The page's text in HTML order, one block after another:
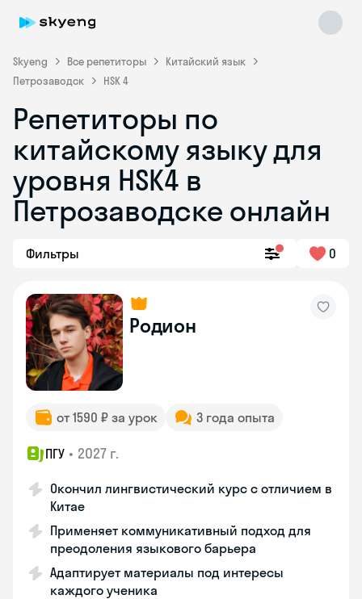
Skyeng Все репетиторы
Китайский язык
Петрозаводск
HSK 4
Репетиторы по
китайскому языку для
уровня HSK4 в
Петрозаводске онлайн
Фильтры 0
Родион
от 1590 ₽ за урок 3 года опыта
ПГУ • 2027 г.
Окончил лингвистический курс с отличием в
Китае
Применяет коммуникативный подход для
преодоления языкового барьера
Адаптирует материалы под интересы
каждого ученика
Skyeng Chat
online